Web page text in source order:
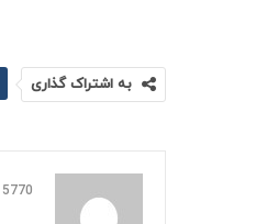
به اشتراک گذاری
5770 پست